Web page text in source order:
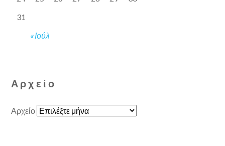
« Ιούλ
31
Αρχείο
Αρχείο